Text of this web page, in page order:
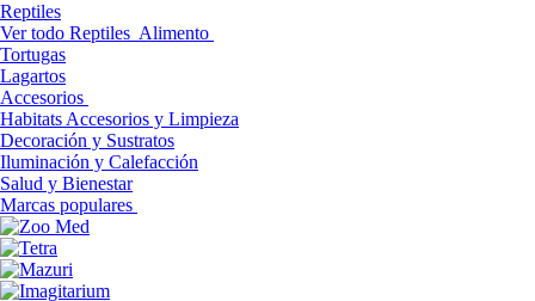
Reptiles
Ver todo Reptiles Alimento
Tortugas
Lagartos
Accesorios
Habitats Accesorios y Limpieza
Decoración y Sustratos
Iluminación y Calefacción
Salud y Bienestar
Marcas populares